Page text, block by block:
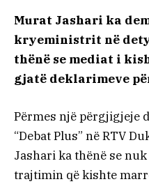
Murat Jashari ka
kryeministrit në
thënë se mediat i
gjatë deklarimeve
Përmes një përgjigjeje
“Debat Plus” në RTV
Jashari ka thënë se
trajtimin që kishte